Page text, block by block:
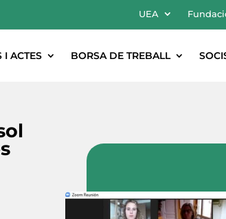
UEA
I ACTES BORSA DE TREBALL